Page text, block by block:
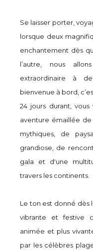
Se laisser porter,
lorsque deux
enchantement dès
l’autre, nous
extraordinaire à
bienvenue à bord,
24 jours durant, vous
aventure émaillée
mythiques, de
grandiose, de
gala et d'une
travers les continents.
Le ton est donné dès
vibrante et festive
animée et plus
par les célèbres